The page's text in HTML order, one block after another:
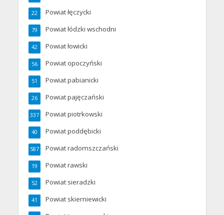
Powiat łęczycki
22
Powiat łódzki wschodni
79
Powiat łowicki
42
Powiat opoczyński
56
Powiat pabianicki
51
Powiat pajęczański
26
Powiat piotrkowski
337
Powiat poddębicki
40
Powiat radomszczański
587
Powiat rawski
19
Powiat sieradzki
52
Powiat skierniewicki
41